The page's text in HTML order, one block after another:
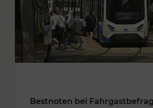
Bestnoten bei